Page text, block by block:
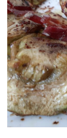
n
e
m
a
i
l